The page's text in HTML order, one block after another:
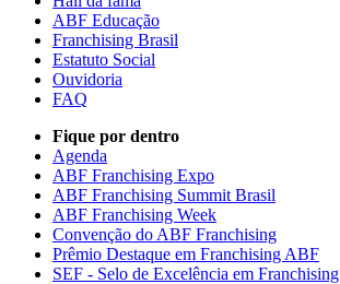
ABF Educação
Franchising Brasil
Estatuto Social
Ouvidoria
FAQ
Fique por dentro
Agenda
ABF Franchising Expo
ABF Franchising Summit Brasil
ABF Franchising Week
Convenção do ABF Franchising
Prêmio Destaque em Franchising ABF
SEF - Selo de Excelência em Franchising